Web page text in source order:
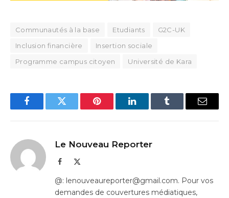
Communautés à la base Etudiants
G2C-UK
Inclusion financière
Insertion sociale
Programme campus citoyen
Université de Kara
FacebookTwitter Pinterest LinkedInTumblr Email
Le Nouveau Reporter
Facebook
@: lenouveaureporter@gmail.com. Pour vos
demandes de couvertures médiatiques,